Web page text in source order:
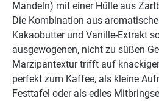
Mandeln) mit einer Hülle aus
Die Kombination aus
Kakaobutter und Vanille-Extrakt
ausgewogenen, nicht zu süßen
Marzipantextur trifft auf
perfekt zum Kaffee, als kleine
Festtafel oder als edles